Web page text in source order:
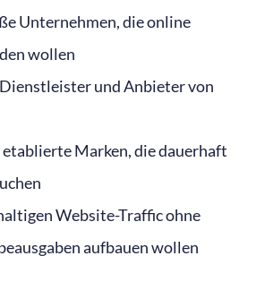
Unternehmen, die online
wollen
und Anbieter von
Marken, die dauerhaft
Website-Traffic ohne
aufbauen wollen